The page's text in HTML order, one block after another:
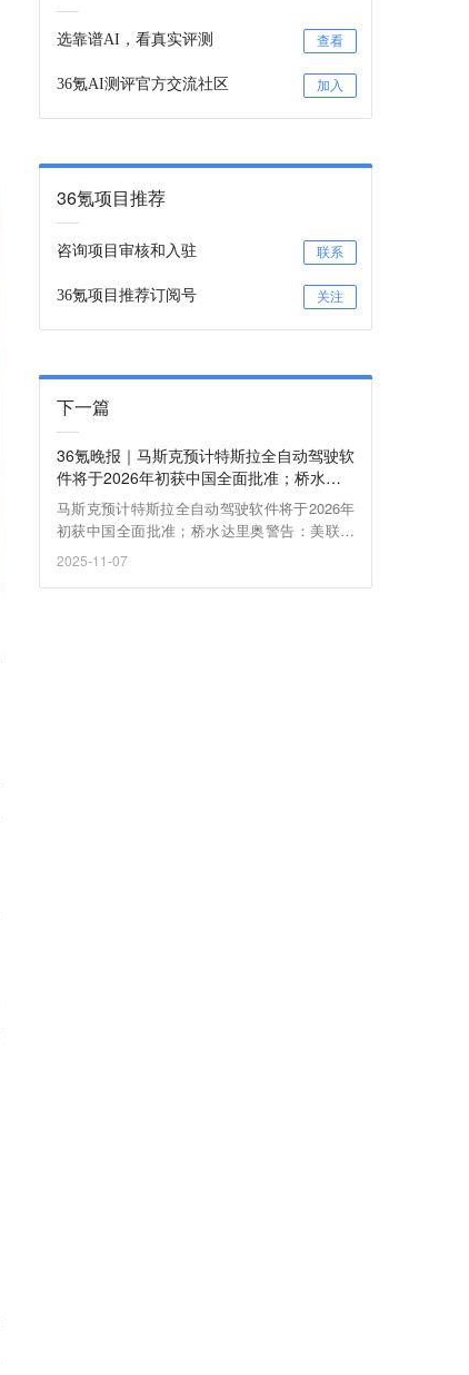
选靠谱AI，看真实评测 查看
36氪AI测评官方交流社区 加入
36氪项目推荐
咨询项目审核和入驻 联系
36氪项目推荐订阅号 关注
下一篇
36氪晚报｜马斯克预计特斯拉全自动驾驶软
件将于2026年初获中国全面批准；桥水达
里奥警告：美联储降息是在助长泡沫 美股
将迎来“最后的盛宴”
马斯克预计特斯拉全自动驾驶软件将于2026年
初获中国全面批准；桥水达里奥警告：美联储
降息是在助长泡沫 美股将迎来“最后的盛宴”
2025-11-07